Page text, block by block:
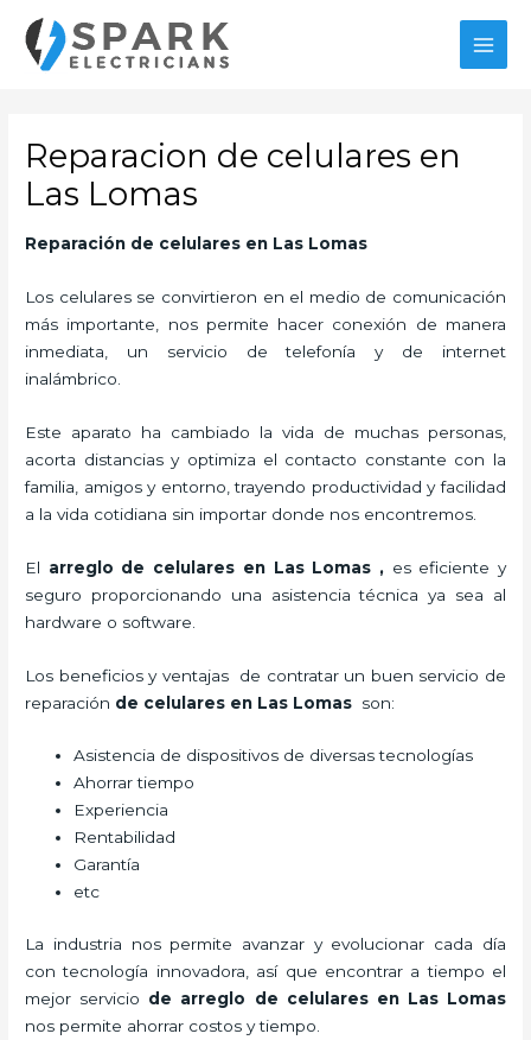
contenido
Reparacion de celulares en
Las Lomas
Reparación de celulares en Las Lomas
Los celulares se convirtieron en el medio de comunicación
más importante, nos permite hacer conexión de manera
inmediata, un servicio de telefonía y de internet
inalámbrico.
Este aparato ha cambiado la vida de muchas personas,
acorta distancias y optimiza el contacto constante con la
familia, amigos y entorno, trayendo productividad y facilidad
a la vida cotidiana sin importar donde nos encontremos.
El arreglo de celulares en Las Lomas ,es eficiente y
seguro proporcionando una asistencia técnica ya sea al
hardware o software.
Los beneficios y ventajas de contratar un buen servicio de
reparación de celulares en Las Lomas son:
Asistencia de dispositivos de diversas tecnologías
Ahorrar tiempo
Experiencia
Rentabilidad
Garantía
etc
La industria nos permite avanzar y evolucionar cada día
con tecnología innovadora, así que encontrar a tiempo el
mejor servicio de arreglo de celulares en Las Lomas
nos permite ahorrar costos y tiempo.